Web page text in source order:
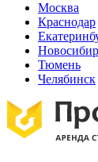
Москва
Краснодар
Тюмень
Челябинск